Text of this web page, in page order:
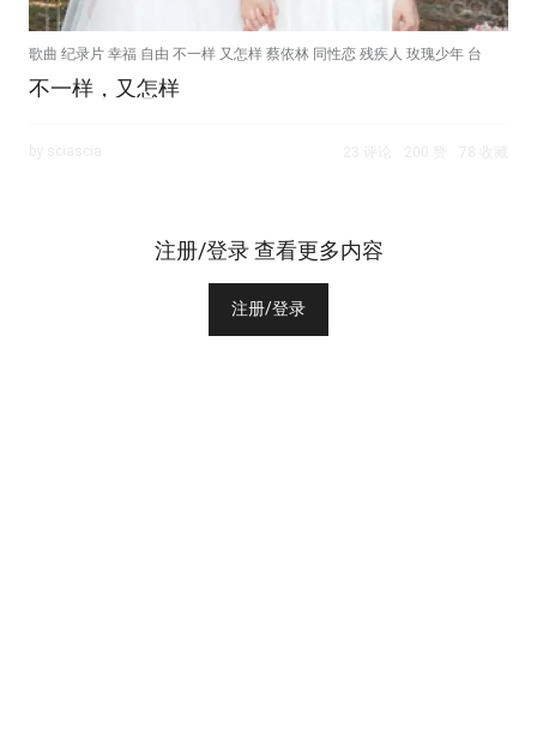
歌曲 纪录片 幸福 自由 不一样 又怎样 蔡依林 同性恋 残疾人 玫瑰少年 台
湾
不一样，又怎样
注册/登录 查看更多内容
注册/登录